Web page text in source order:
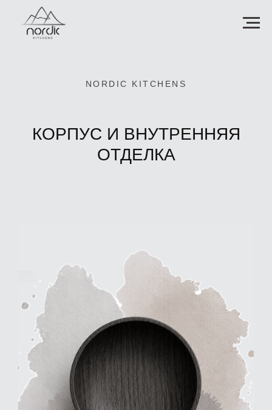
NORDIC KITCHENS
КОРПУС И ВНУТРЕННЯЯ
ОТДЕЛКА